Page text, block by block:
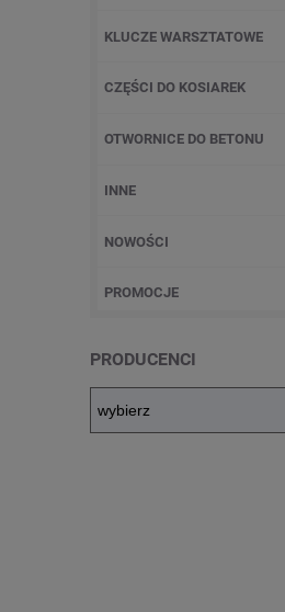
KLUCZE WARSZTATOWE
CZĘŚCI DO KOSIAREK
OTWORNICE DO BETONU
INNE
NOWOŚCI
PROMOCJE
PRODUCENCI